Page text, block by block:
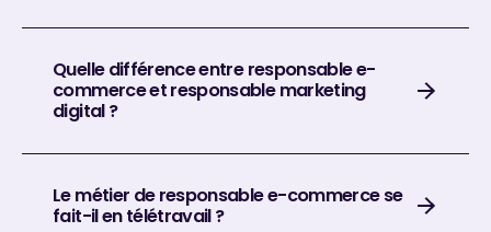
Quelle différence entre responsable e-
commerce et responsable marketing
digital ?
Le métier de responsable e-commerce se
fait-il en télétravail ?